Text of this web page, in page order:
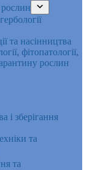
рослин
та насінництва
фітопатології,
рослин
і зберігання
та
та